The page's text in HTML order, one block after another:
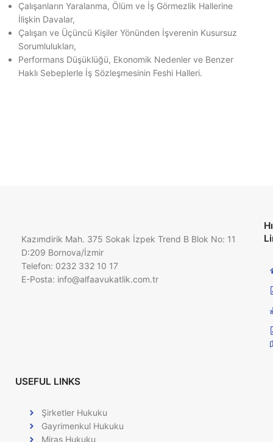
Çalışanların Yaralanma, Ölüm ve İş Görmezlik Hallerine
İlişkin Davalar,
Çalışan ve Üçüncü Kişiler Yönünden İşverenin Kusursuz
Sorumlulukları,
Performans Düşüklüğü, Ekonomik Nedenler ve Benzer
Haklı Sebeplerle İş Sözleşmesinin Feshi Halleri.
Kazımdirik Mah. 375 Sokak İzpek Trend B Blok No: 11
D:209 Bornova/İzmir
Telefon: 0232 332 10 17
E-Posta: info@alfaavukatlik.com.tr
USEFUL LINKS
Şirketler Hukuku
Gayrimenkul Hukuku
Miras Hukuku